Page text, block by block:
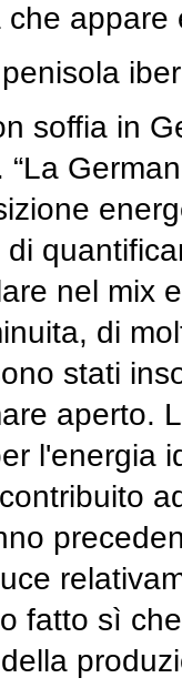
appare
soffia in
nel mix
di
stati
aperto.
l'energia
fatto sì